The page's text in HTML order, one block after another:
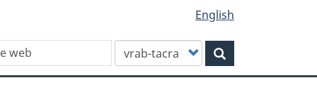
English
Customize
your
search